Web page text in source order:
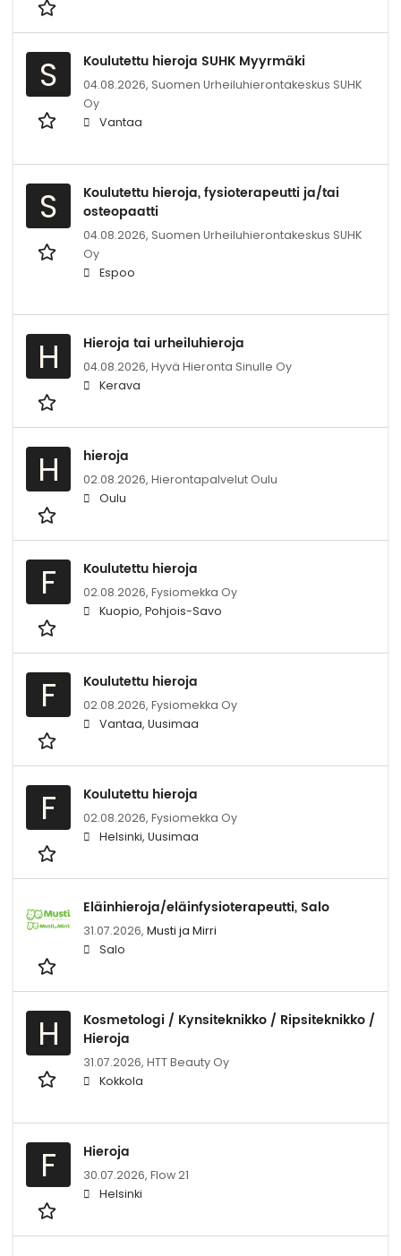
S Koulutettu hieroja SUHK Myyrmäki
04.08.2026, Suomen Urheiluhierontakeskus SUHK
Oy
Vantaa
S
Koulutettu hieroja, fysioterapeutti ja/tai
osteopaatti
04.08.2026, Suomen Urheiluhierontakeskus SUHK
Oy
Espoo
H Hieroja tai urheiluhieroja
04.08.2026, Hyvä Hieronta Sinulle Oy
Kerava
H hieroja
02.08.2026, Hierontapalvelut Oulu
Oulu
F Koulutettu hieroja
02.08.2026, Fysiomekka Oy
Kuopio, Pohjois-Savo
F Koulutettu hieroja
02.08.2026, Fysiomekka Oy
Vantaa, Uusimaa
F Koulutettu hieroja
02.08.2026, Fysiomekka Oy
Helsinki, Uusimaa
Eläinhieroja/eläinfysioterapeutti, Salo
31.07.2026, Musti ja Mirri
Salo
H
Kosmetologi / Kynsiteknikko / Ripsiteknikko /
Hieroja
31.07.2026, HTT Beauty Oy
Kokkola
F Hieroja
30.07.2026, Flow 21
Helsinki